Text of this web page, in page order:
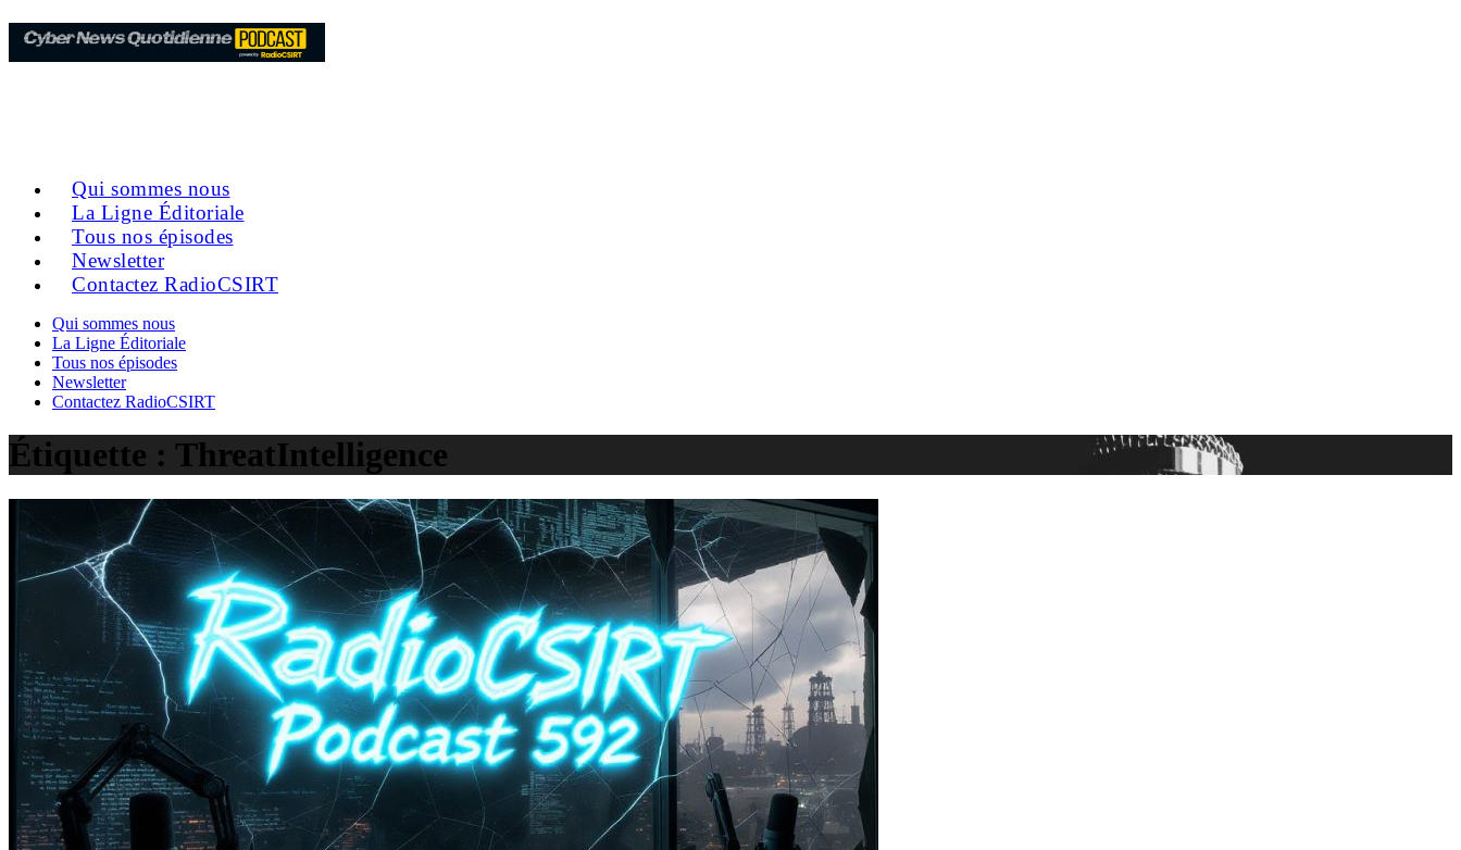
Qui sommes nous
La Ligne Éditoriale
Tous nos épisodes
Newsletter
Contactez RadioCSIRT
Qui sommes nous
La Ligne Éditoriale
Tous nos épisodes
Newsletter
Contactez RadioCSIRT
Étiquette : ThreatIntelligence